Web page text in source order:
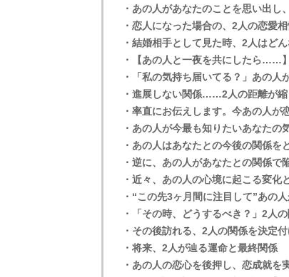
・あの人があなたのことを思い出し
・恋人になった場合の、2人の恋愛
・結婚相手として見た時、2人はど
・【あの人と一夜を共にしたら……
・「私の気持ち届いてる？」あの人
・進展しない関係……2人の距離が縮
・率直にお伝えします。今あの人が
・あの人が今最も知りたいあなたの
・あの人はあなたとの今後の関係を
・逆に、あの人があなたとの関係で
・近々、あの人の心境に起こる変化
・“この先3ヶ月間に注目して”あの
・「その時、どうするべき？」2人
・その後訪れる、2人の関係を決定
・将来、2人が辿る運命と最終関係
・あの人の恋心を後押し、恋成就を